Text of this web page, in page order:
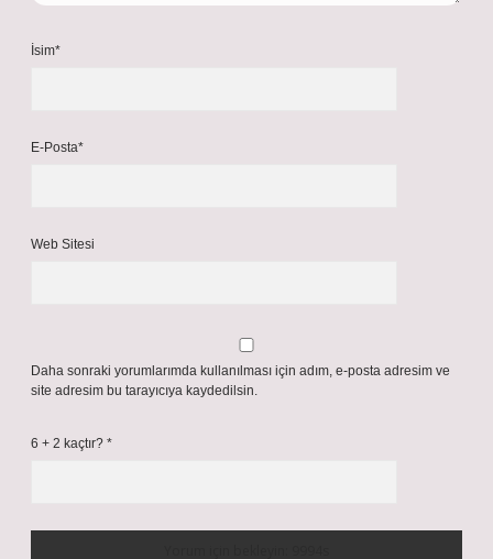
İsim*
E-Posta*
Web Sitesi
Daha sonraki yorumlarımda kullanılması için adım, e-posta adresim ve
site adresim bu tarayıcıya kaydedilsin.
6 + 2 kaçtır? *